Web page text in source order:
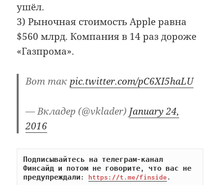
ушёл.
3) Рыночная стоимость Apple равна
$560 млрд. Компания в 14 раз дороже
«Газпрома».
Вот так pic.twitter.com/pC6XI5haLU
— Вкладер (@vklader) January 24,
2016
Подписывайтесь на телеграм-канал
Финсайд и потом не говорите, что вас не
предупреждали: https://t.me/finside.